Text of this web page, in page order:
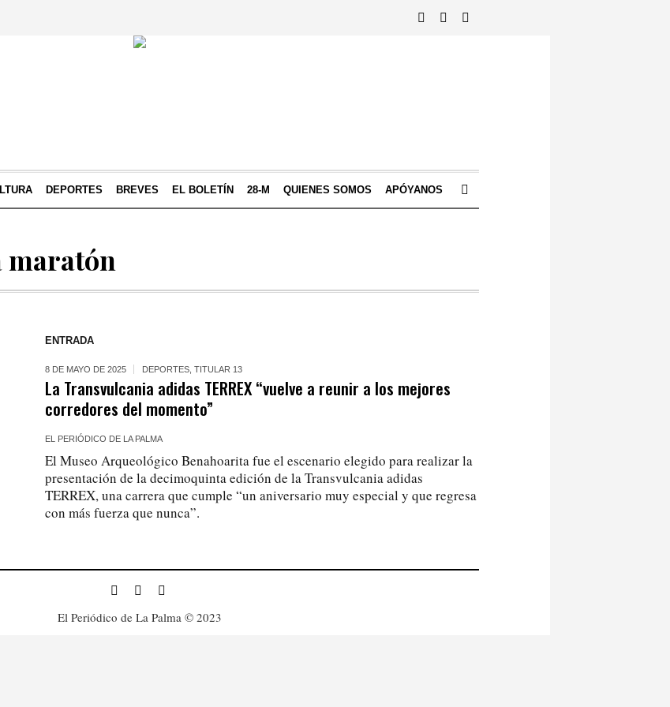
DEPORTES BREVES EL BOLETÍN 28-M QUIENES SOMOS APÓYANOS
maratón
ENTRADA
8 DE MAYO DE 2025 DEPORTES ,TITULAR 13
La Transvulcania adidas TERREX “vuelve a reunir a los mejores
corredores del momento”
EL PERIÓDICO DE LA PALMA
El Museo Arqueológico Benahoarita fue el escenario elegido para realizar la
presentación de la decimoquinta edición de la Transvulcania adidas
TERREX, una carrera que cumple “un aniversario muy especial y que regresa
con más fuerza que nunca”.
El Periódico de La Palma © 2023